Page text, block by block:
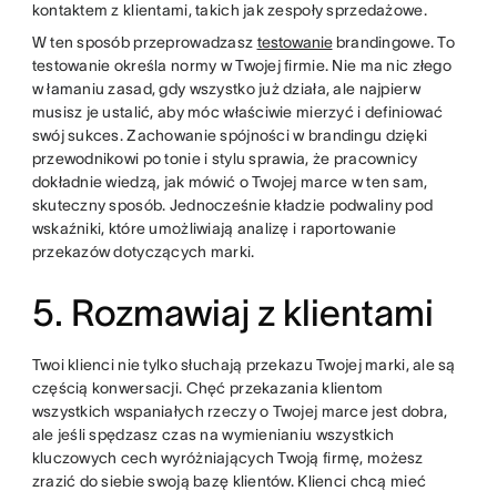
kontaktem z klientami, takich jak zespoły sprzedażowe.
W ten sposób przeprowadzasz testowaniebrandingowe. To
testowanie określa normy w Twojej firmie. Nie ma nic złego
w łamaniu zasad, gdy wszystko już działa, ale najpierw
musisz je ustalić, aby móc właściwie mierzyć i definiować
swój sukces. Zachowanie spójności w brandingu dzięki
przewodnikowi po tonie i stylu sprawia, że pracownicy
dokładnie wiedzą, jak mówić o Twojej marce w ten sam,
skuteczny sposób. Jednocześnie kładzie podwaliny pod
wskaźniki, które umożliwiają analizę i raportowanie
przekazów dotyczących marki.
5. Rozmawiaj z klientami
Twoi klienci nie tylko słuchają przekazu Twojej marki, ale są
częścią konwersacji. Chęć przekazania klientom
wszystkich wspaniałych rzeczy o Twojej marce jest dobra,
ale jeśli spędzasz czas na wymienianiu wszystkich
kluczowych cech wyróżniających Twoją firmę, możesz
zrazić do siebie swoją bazę klientów. Klienci chcą mieć